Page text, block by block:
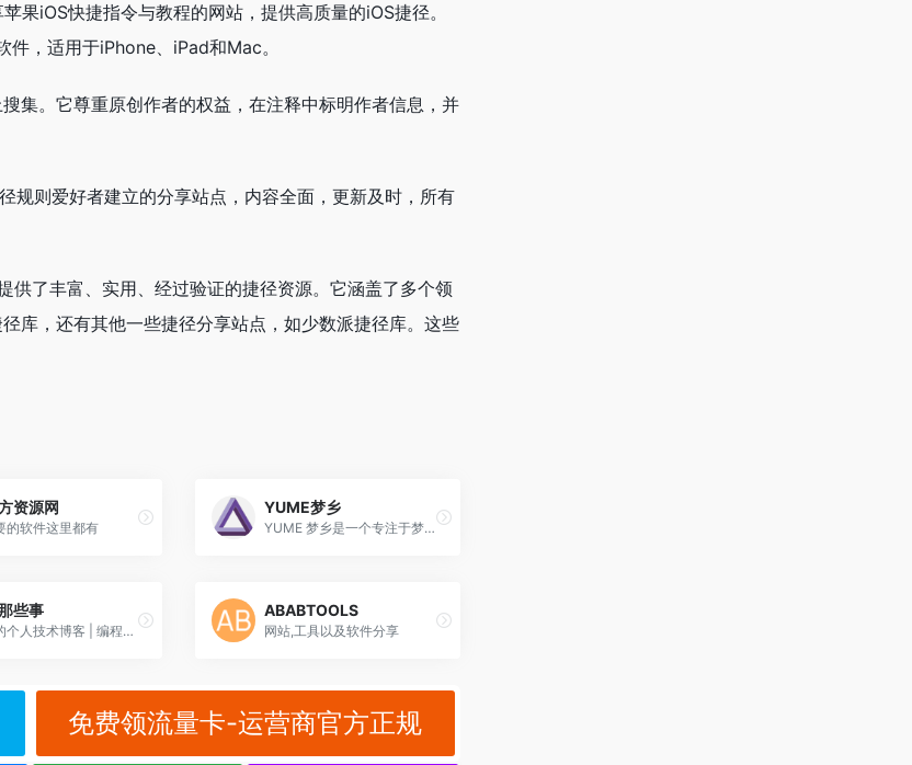
iOS快捷指令与教程的网站，提供高质量的iOS捷径。
，适用于iPhone、iPad和Mac。
集。它尊重原创作者的权益，在注释中标明作者信息，并
则爱好者建立的分享站点，内容全面，更新及时，所有
供了丰富、实用、经过验证的捷径资源。它涵盖了多个领
库，还有其他一些捷径分享站点，如少数派捷径库。这些
资源网
的软件这里都有
YUME梦乡
YUME 梦乡是一个专注于梦境记录与分享的社交平台，旨在为用户提供一个自由表达和交流梦境的空间。用户可以发布自己的梦境故事，并通过分类和标签功能，方便地找到感兴趣的内容和主题。
些事
刘杰的个人技术博客 | 编程开发与IT技术分享
ABABTOOLS
网站,工具以及软件分享
免费领流量卡-运营商官方正规